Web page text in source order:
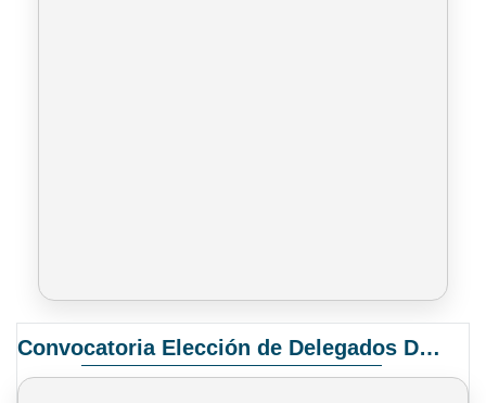
Convocatoria Elección de Delegados Docentes para el XIV Congreso Nacional de Universidades